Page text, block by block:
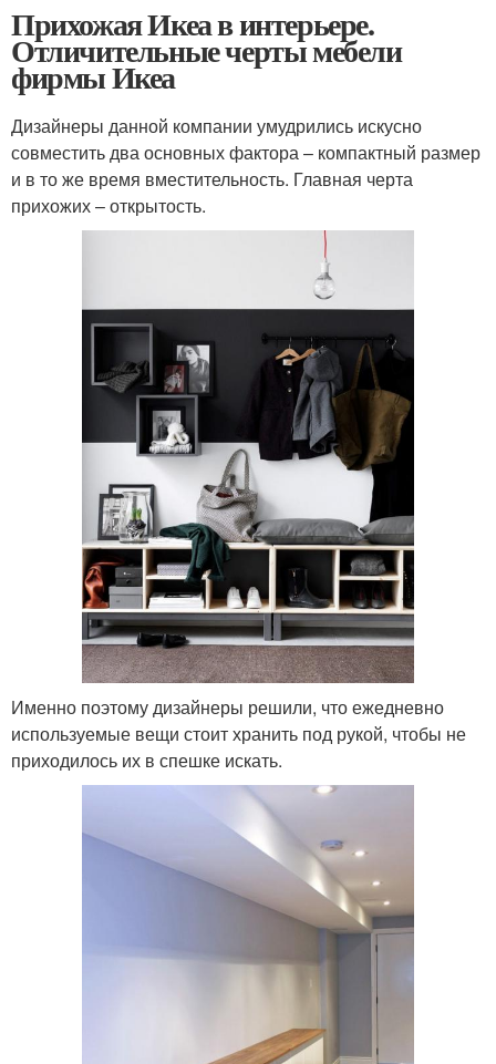
Прихожая Икеа в интерьере.
Отличительные черты мебели
фирмы Икеа
Дизайнеры данной компании умудрились искусно
совместить два основных фактора – компактный размер
и в то же время вместительность. Главная черта
прихожих – открытость.
Именно поэтому дизайнеры решили, что ежедневно
используемые вещи стоит хранить под рукой, чтобы не
приходилось их в спешке искать.